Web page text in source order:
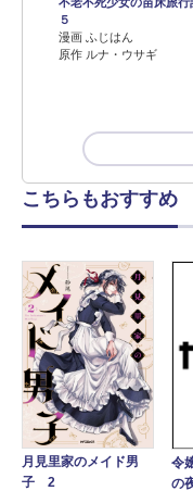
不老不死少女の苗床旅
５
漫画 ふじはん
原作 ルナ・ウサギ
こちらもおすすめ
月見里家のメイド男
子 2
令
の